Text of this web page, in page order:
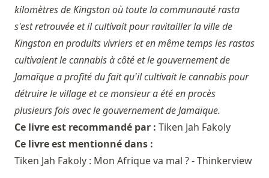
kilomètres de Kingston où toute la communauté rasta
s'est retrouvée et il cultivait pour ravitailler la ville de
Kingston en produits vivriers et en même temps les rastas
cultivaient le cannabis à côté et le gouvernement de
Jamaïque a profité du fait qu'il cultivait le cannabis pour
détruire le village et ce monsieur a été en procès
plusieurs fois avec le gouvernement de Jamaïque.
Ce livre est recommandé par : Tiken Jah Fakoly
Ce livre est mentionné dans :
Tiken Jah Fakoly : Mon Afrique va mal ? - Thinkerview